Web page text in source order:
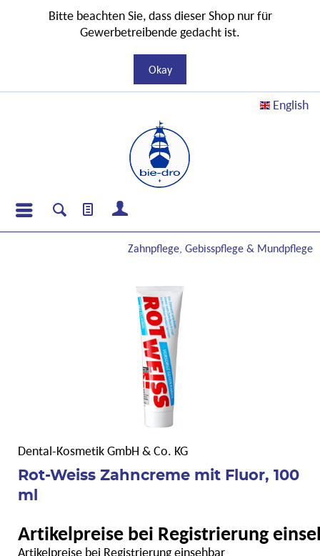
English
Zahnpflege, Gebisspflege & Mundpflege
Dental-Kosmetik GmbH & Co. KG
Rot-Weiss Zahncreme mit Fluor, 100
ml
Artikelpreise bei Registrierung
Artikelpreise bei Registrierung einsehbar
Bitte beachten Sie, dass dieser Shop nur für
Gewerbetreibende gedacht ist.
Okay